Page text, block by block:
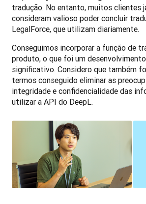
tradução. No entanto, muitos clientes
consideram valioso poder concluir
LegalForce, que utilizam diariamente.
Conseguimos incorporar a função de
produto, o que foi um
significativo. Considero que também
termos conseguido eliminar as
integridade e confidencialidade das
utilizar a API do DeepL.